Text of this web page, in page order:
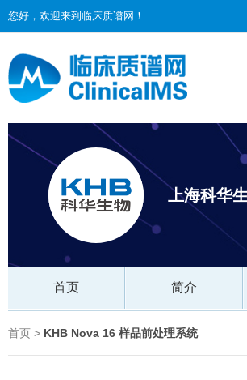
您好，欢迎来到临床质谱网！
上海科华
首页 简介
首页 > KHB Nova 16 样品前处理系统